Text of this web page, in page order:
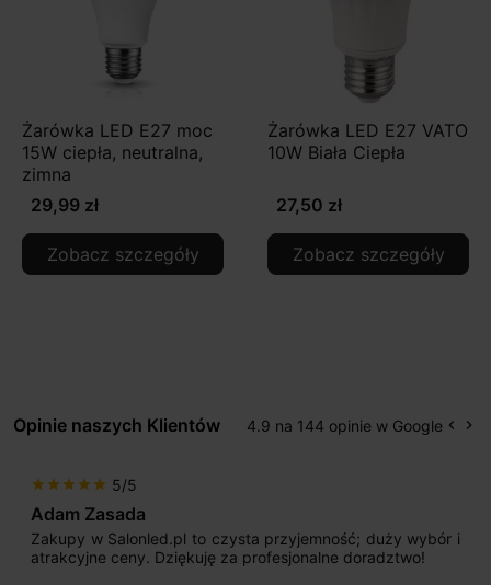
Żarówka LED E27 moc
15W ciepła, neutralna,
zimna
29,99 zł
Zobacz szczegóły
Żarówka LED E27 VATO
10W Biała Ciepła
27,50 zł
Zobacz szczegóły
Opinie naszych Klientów 4.9 na 144 opinie w Google keyboard_arrow_left keyboard_arrow_right
star star star star star 5/5
Adam Zasada
Zakupy w Salonled.pl to czysta przyjemność; duży wybór i
atrakcyjne ceny. Dziękuję za profesjonalne doradztwo!